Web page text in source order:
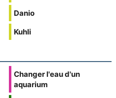
Danio
Kuhli
Changer l'eau d'un
aquarium